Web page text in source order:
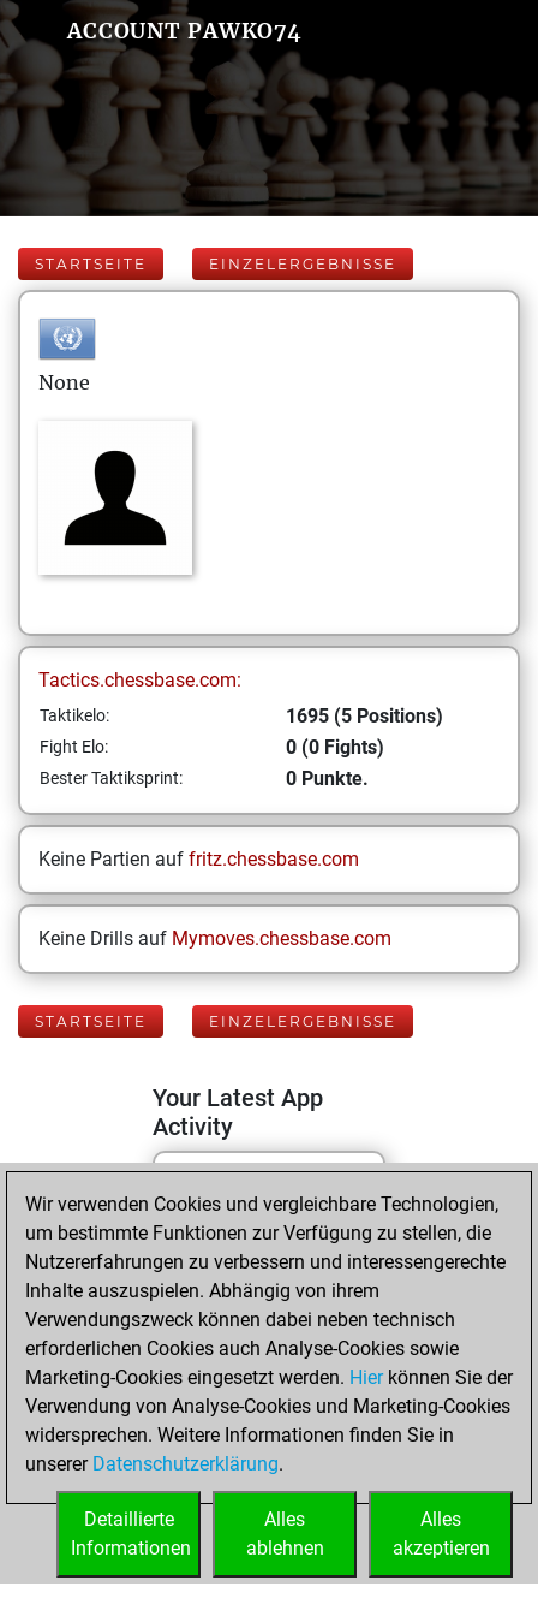
ACCOUNT PAWKO74
STARTSEITE EINZELERGEBNISSE
None
Tactics.chessbase.com:
Taktikelo: 1695 (5 Positions)
Fight Elo: 0 (0 Fights)
Bester Taktiksprint: 0 Punkte.
Keine Partien auf fritz.chessbase.com
Keine Drills auf Mymoves.chessbase.com
STARTSEITE EINZELERGEBNISSE
Your Latest App
Activity
Mittwoch, Mai 13,
2026
You totalled 5
tactics positions
Tactics
You
solved 5 tactics
positions
You achieved
tactics positions
Wir verwenden Cookies und vergleichbare Technologien,
um bestimmte Funktionen zur Verfügung zu stellen, die
Nutzererfahrungen zu verbessern und interessengerechte
Inhalte auszuspielen. Abhängig von ihrem
Verwendungszweck können dabei neben technisch
erforderlichen Cookies auch Analyse-Cookies sowie
Marketing-Cookies eingesetzt werden. Hierkönnen Sie der
Verwendung von Analyse-Cookies und Marketing-Cookies
widersprechen. Weitere Informationen finden Sie in
unserer Datenschutzerklärung.
Alles
akzeptieren
Alles
ablehnen
Detaillierte
Informationen